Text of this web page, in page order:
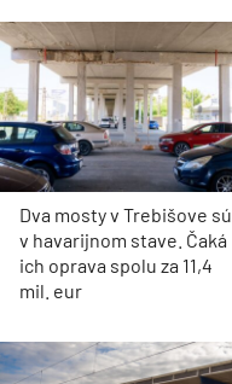
Dva mosty v Trebišove sú
v havarijnom stave. Čaká
ich oprava spolu za 11,4
mil. eur